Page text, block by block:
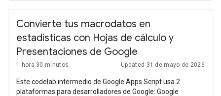
Convierte tus macrodatos en
estadísticas con Hojas de cálculo y
Presentaciones de Google
1 hora 30 minutos Updated 31 de mayo de 2026
Este codelab intermedio de Google Apps Script usa 2
plataformas para desarrolladores de Google: Google